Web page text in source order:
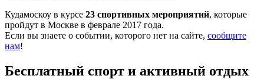
Кудамоскоу в курсе 23 спортивных мероприятий, которые
пройдут в Москве в феврале 2017 года.
Если вы знаете о событии, которого нет на сайте, сообщите
нам!
Бесплатный спорт и активный отдых